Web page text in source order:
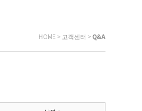
HOME > 고객센터 >Q&A